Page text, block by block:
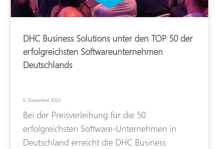
DHC Business Solutions unter den TOP 50 der
erfolgreichsten Softwareunternehmen
Deutschlands
6. Dezember 2023
Bei der Preisverleihung für die 50
erfolgreichsten Software-Unternehmen in
Deutschland erreicht die DHC Business